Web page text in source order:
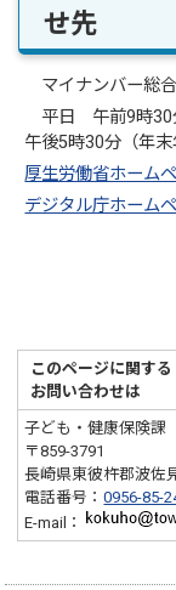
せ先
マイナンバー総
平日 午前9時30
午後5時30分（年末
厚生労働省ホーム
デジタル庁ホーム
このページに関する
お問い合わせは
子ども・健康保険
〒859-3791
長崎県東彼杵郡波佐
電話番号：0956-85-
E-mail：